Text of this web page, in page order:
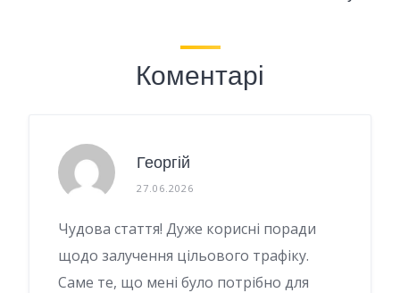
Коментарі
Георгій
27.06.2026
Чудова стаття! Дуже корисні поради
щодо залучення цільового трафіку.
Саме те, що мені було потрібно для